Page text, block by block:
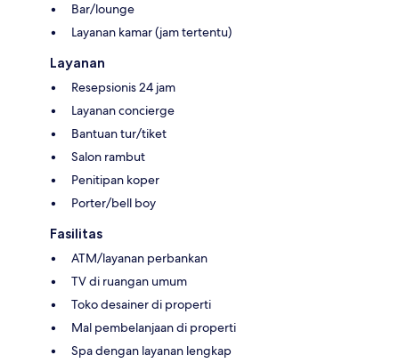
Bar/lounge
Layanan kamar (jam tertentu)
Layanan
Resepsionis 24 jam
Layanan concierge
Bantuan tur/tiket
Salon rambut
Penitipan koper
Porter/bell boy
Fasilitas
ATM/layanan perbankan
TV di ruangan umum
Toko desainer di properti
Mal pembelanjaan di properti
Spa dengan layanan lengkap